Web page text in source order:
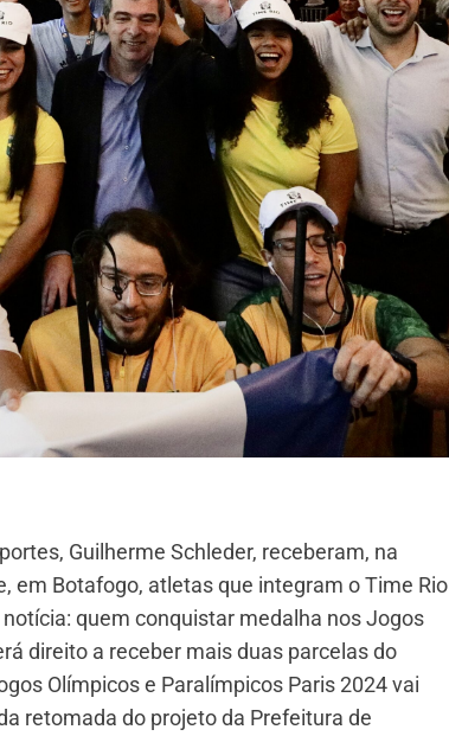
Guilherme Schleder, receberam, na
em Botafogo, atletas que integram o Time Rio
quem conquistar medalha nos Jogos
direito a receber mais duas parcelas do
Olímpicos e Paralímpicos Paris 2024 vai
retomada do projeto da Prefeitura de